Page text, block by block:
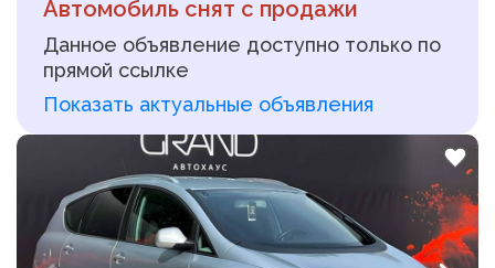
Автомобиль снят с продажи
Данное объявление доступно только по
прямой ссылке
Показать актуальные объявления